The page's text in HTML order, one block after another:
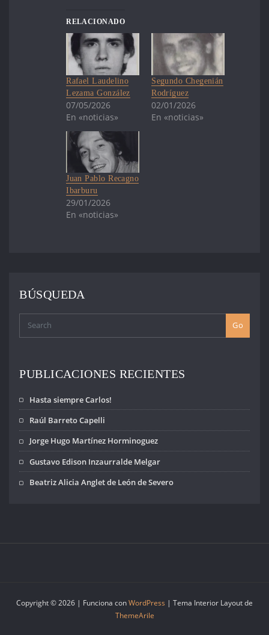
RELACIONADO
Rafael Laudelino
Lezama González
07/05/2026
En «noticias»
Segundo Chegenián
Rodríguez
02/01/2026
En «noticias»
Juan Pablo Recagno
Ibarburu
29/01/2026
En «noticias»
BÚSQUEDA
Go
PUBLICACIONES RECIENTES
Hasta siempre Carlos!
Raúl Barreto Capelli
Jorge Hugo Martínez Horminoguez
Gustavo Edison Inzaurralde Melgar
Beatriz Alicia Anglet de León de Severo
Copyright © 2026 | Funciona conWordPress | Tema Interior Layout de
ThemeArile